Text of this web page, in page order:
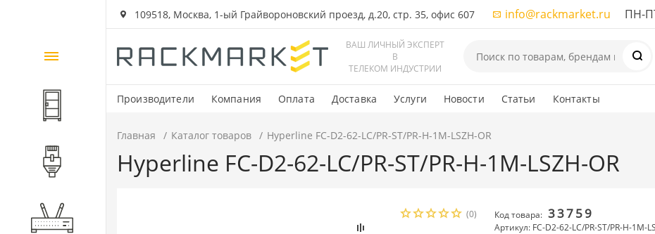
109518, Москва, 1-ый Грайвороновский проезд, д.20, стр. 35, офис 607 info@rackmarket.ru ПН-
ВАШ ЛИЧНЫЙ ЭКСПЕРТ
В
ТЕЛЕКОМ ИНДУСТРИИ
Производители Компания Оплата Доставка Услуги Новости Статьи Контакты
Каталог
товаров
Шкафы и стойки
Компоненты СКС
Главная Каталог товаров Hyperline FC-D2-62-LC/PR-ST/PR-H-1M-LSZH-OR
Hyperline FC-D2-62-LC/PR-ST/PR-H-1M-LSZH-OR
(0) Код товара: 33759
Артикул: FC-D2-62-LC/PR-ST/PR-H-1M-